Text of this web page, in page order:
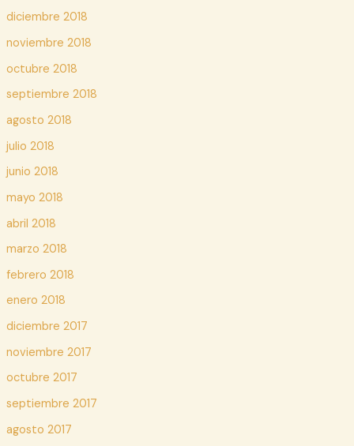
diciembre 2018
noviembre 2018
octubre 2018
septiembre 2018
agosto 2018
julio 2018
junio 2018
mayo 2018
abril 2018
marzo 2018
febrero 2018
enero 2018
diciembre 2017
noviembre 2017
octubre 2017
septiembre 2017
agosto 2017